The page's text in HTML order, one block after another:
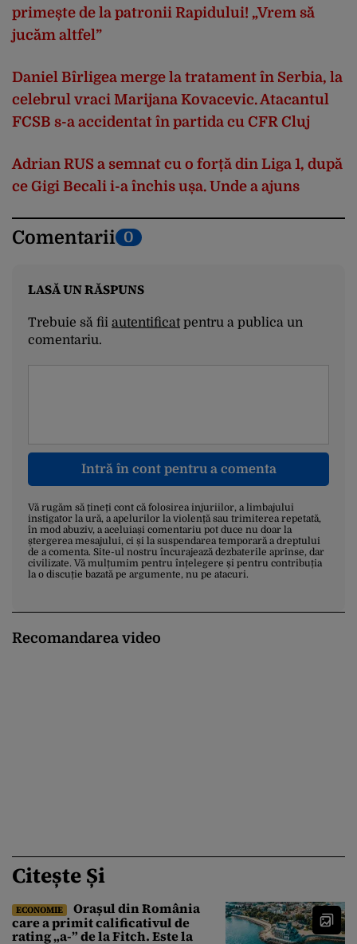
primește de la patronii Rapidului! „Vrem să
jucăm altfel”
Daniel Bîrligea merge la tratament în Serbia, la
celebrul vraci Marijana Kovacevic. Atacantul
FCSB s-a accidentat în partida cu CFR Cluj
Adrian RUS a semnat cu o forță din Liga 1, după
ce Gigi Becali i-a închis ușa. Unde a ajuns
Comentarii 0
LASĂ UN RĂSPUNS
Trebuie să fii autentificatpentru a publica un
comentariu.
Intră în cont pentru a comenta
Vă rugăm să țineți cont că folosirea injuriilor, a limbajului
instigator la ură, a apelurilor la violență sau trimiterea repetată,
în mod abuziv, a aceluiași comentariu pot duce nu doar la
ștergerea mesajului, ci și la suspendarea temporară a dreptului
de a comenta. Site-ul nostru încurajează dezbaterile aprinse, dar
civilizate. Vă mulțumim pentru înțelegere și pentru contribuția
la o discuție bazată pe argumente, nu pe atacuri.
Recomandarea video
Citește Și
ECONOMIE
Orașul din România
care a primit calificativul de
rating „a-” de la Fitch. Este la